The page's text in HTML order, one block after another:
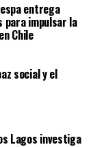
entrega
para impulsar la
Chile
social y el
Lagos investiga